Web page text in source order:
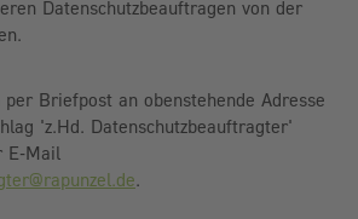
Datenschutzbeauftragen von der
Briefpost an obenstehende Adresse
'z.Hd. Datenschutzbeauftragter'
E-Mail
.